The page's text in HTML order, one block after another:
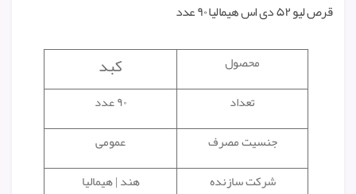
قرص لیو ۵۲ دی اس هیمالیا ۹۰ عدد
محصول کبد
تعداد
۹۰ عدد
جنسیت مصرف
عمومی
شرکت سازنده
هند | هیمالیا